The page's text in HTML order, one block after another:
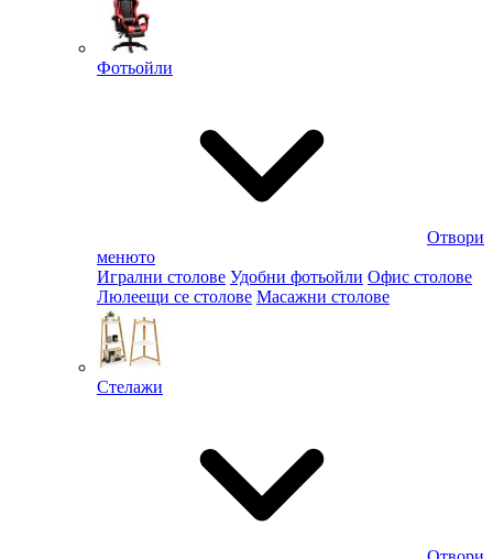
Фотьойли
Отвори
менюто
Игрални столове Удобни фотьойли Офис столове
Люлеещи се столове Масажни столове
Стелажи